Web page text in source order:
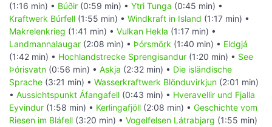
(1:16 min) • Búðir (0:59 min) • Ytri Tunga (0:45 min) •
Kraftwerk Búrfell (1:55 min) • Windkraft in Island (1:17 min) •
Makrelenkrieg (1:41 min) • Vulkan Hekla (1:17 min) •
Landmannalaugar (2:08 min) • Þórsmörk (1:40 min) • Eldgjá
(1:42 min) • Hochlandstrecke Sprengisandur (1:20 min) • See
Þórisvatn (0:56 min) • Askja (2:32 min) • Die isländische
Sprache (3:21 min) • Wasserkraftwerk Blönduvirkjun (2:01 min)
• Aussichtspunkt Áfangafell (0:43 min) • Hveravellir und Fjalla
Eyvindur (1:58 min) • Kerlingafjöll (2:08 min) • Geschichte vom
Riesen im Bláfell (3:20 min) • Vogelfelsen Látrabjarg (1:55 min)